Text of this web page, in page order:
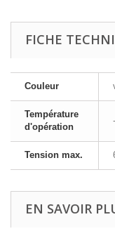
FICHE
Couleur
Température
d'opération
Tension max.
EN SAVOIR